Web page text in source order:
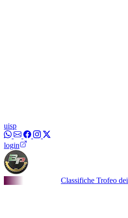
uisp
login
Classifiche Trofeo dei Borghi